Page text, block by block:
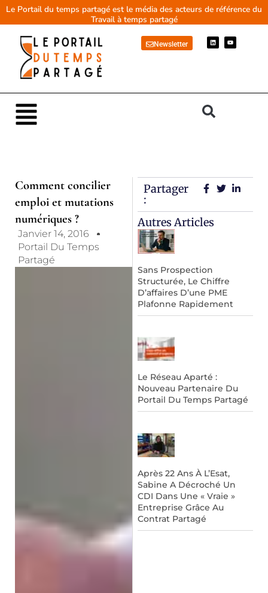
AllerLe Portail du temps partagé est le média des acteurs de référence du
Travail à temps partagé
Newsletter
L
i
n
Y
o
u
Main
Menu
Comment concilier
emploi et mutations
numériques ?
Janvier 14, 2016
Portail Du Temps
Partagé
Partager
:
Autres Articles
Sans Prospection
Structurée, Le Chiffre
D’affaires D’une PME
Plafonne Rapidement
Le Réseau Aparté :
Nouveau Partenaire Du
Portail Du Temps Partagé
Après 22 Ans À L’Esat,
Sabine A Décroché Un
CDI Dans Une « Vraie »
Entreprise Grâce Au
Contrat Partagé